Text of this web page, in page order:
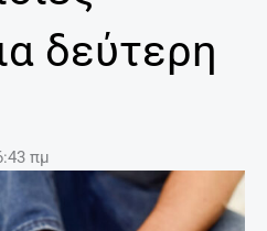
δεύτερη
πμ